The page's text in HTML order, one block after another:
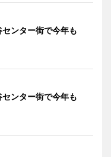
ンター街で今年も
ンター街で今年も